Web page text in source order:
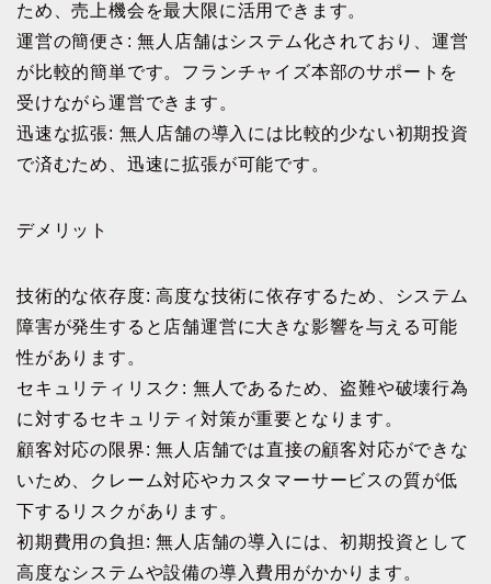
ため、売上機会を最大限に活用できます。
運営の簡便さ: 無人店舗はシステム化されており、運営
が比較的簡単です。フランチャイズ本部のサポートを
受けながら運営できます。
迅速な拡張: 無人店舗の導入には比較的少ない初期投資
で済むため、迅速に拡張が可能です。
デメリット
技術的な依存度: 高度な技術に依存するため、システム
障害が発生すると店舗運営に大きな影響を与える可能
性があります。
セキュリティリスク: 無人であるため、盗難や破壊行為
に対するセキュリティ対策が重要となります。
顧客対応の限界: 無人店舗では直接の顧客対応ができな
いため、クレーム対応やカスタマーサービスの質が低
下するリスクがあります。
初期費用の負担: 無人店舗の導入には、初期投資として
高度なシステムや設備の導入費用がかかります。